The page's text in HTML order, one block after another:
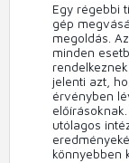
Egy régebbi
gép
megoldás.
minden
jelenti azt,
érvényben
utólagos
könnyebben